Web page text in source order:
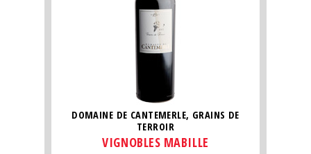
DOMAINE DE CANTEMERLE, GRAINS DE
TERROIR
VIGNOBLES MABILLE